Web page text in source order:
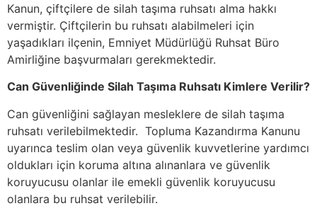
Kanun, çiftçilere de silah taşıma ruhsatı alma hakkı
vermiştir. Çiftçilerin bu ruhsatı alabilmeleri için
yaşadıkları ilçenin, Emniyet Müdürlüğü Ruhsat Büro
Amirliğine başvurmaları gerekmektedir.
Can Güvenliğinde Silah Taşıma Ruhsatı Kimlere Verilir?
Can güvenliğini sağlayan mesleklere de silah taşıma
ruhsatı verilebilmektedir. Topluma Kazandırma Kanunu
uyarınca teslim olan veya güvenlik kuvvetlerine yardımcı
oldukları için koruma altına alınanlara ve güvenlik
koruyucusu olanlar ile emekli güvenlik koruyucusu
olanlara bu ruhsat verilebilir.